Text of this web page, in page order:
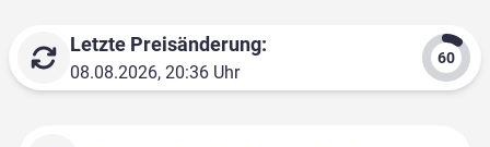
Letzte Preisänderung:
08.08.2026, 20:36 Uhr